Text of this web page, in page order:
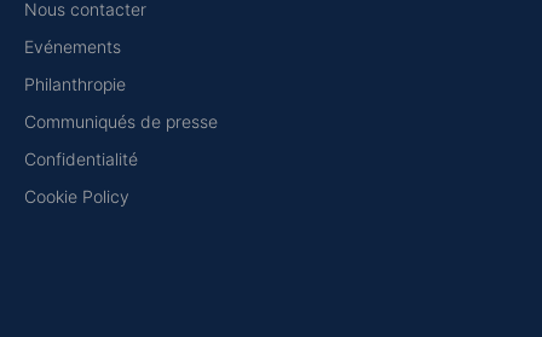
Nous contacter
Evénements
Philanthropie
Communiqués de presse
Confidentialité
Cookie Policy